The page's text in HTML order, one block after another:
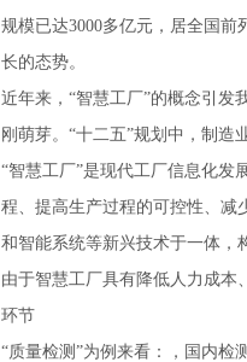
规模已达3000多亿元，居全国
长的态势。
近年来，“智慧工厂”的概念引发
刚萌芽。“十二五”规划中，制造
“智慧工厂”是现代工厂信息化发
程、提高生产过程的可控性、减
和智能系统等新兴技术于一体，
由于智慧工厂具有降低人力成本
环节
“质量检测”为例来看：，国内检